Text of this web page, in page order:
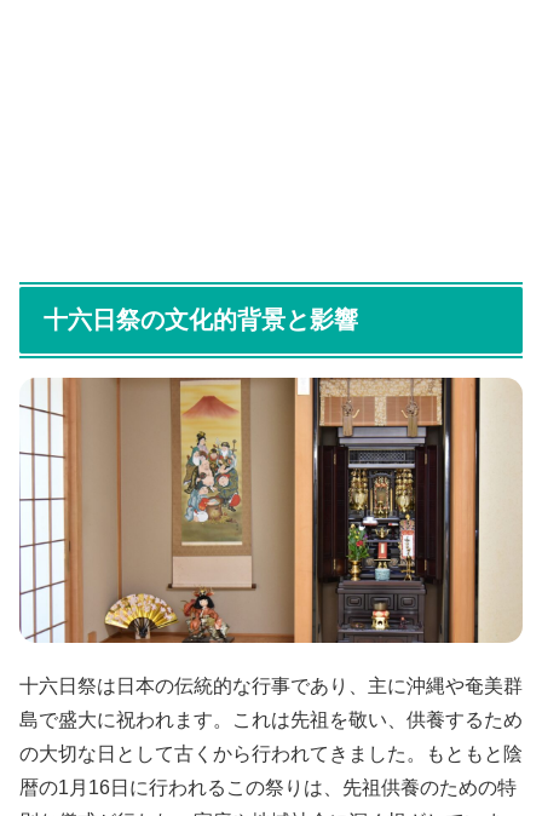
十六日祭の文化的背景と影響
十六日祭は日本の伝統的な行事であり、主に沖縄や奄美群
島で盛大に祝われます。これは先祖を敬い、供養するため
の大切な日として古くから行われてきました。もともと陰
暦の1月16日に行われるこの祭りは、先祖供養のための特